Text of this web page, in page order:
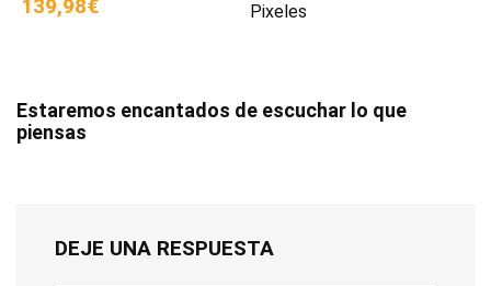
139,98€ Pixeles
Estaremos encantados de escuchar lo que
piensas
DEJE UNA RESPUESTA